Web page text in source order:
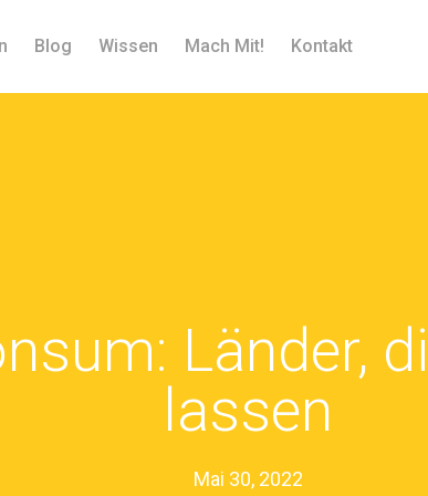
Blog Wissen Mach Mit! Kontakt
Länder,
lassen
Mai 30, 2022